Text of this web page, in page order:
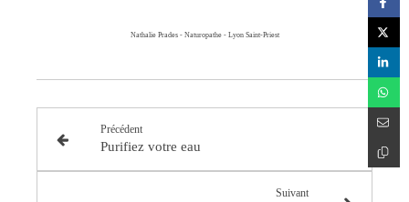
Nathalie Prades - Naturopathe - Lyon Saint-Priest
Précédent
Purifiez votre eau
Suivant